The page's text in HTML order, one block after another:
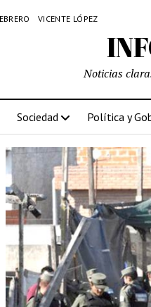
VICENTE LÓPEZ
Noticias
Sociedad Política y